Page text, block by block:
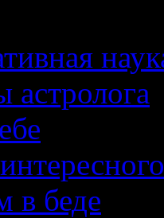
астролога
в беде